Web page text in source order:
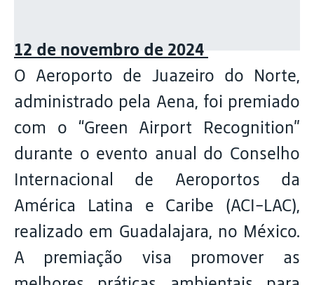
12 de novembro de 2024
O Aeroporto de Juazeiro do Norte,
administrado pela Aena, foi premiado
com o “Green Airport Recognition”
durante o evento anual do Conselho
Internacional de Aeroportos da
América Latina e Caribe (ACI-LAC),
realizado em Guadalajara, no México.
A premiação visa promover as